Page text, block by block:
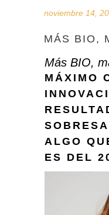
noviembre 14,
MÁS BIO,
Más BIO,
MÁXIMO
ALGO
ES DEL